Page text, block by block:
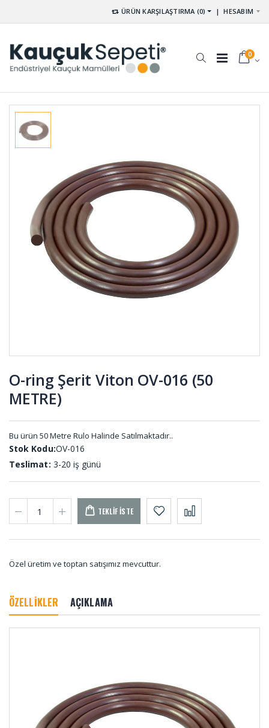
ÜRÜN KARŞILAŞTIRMA (0) |HESABIM
0
O-ring Şerit Viton OV-016 (50
METRE)
Bu ürün 50 Metre Rulo Halinde Satılmaktadır..
Stok Kodu:OV-016
Teslimat: 3-20 iş günü
TEKLIF İSTE
Özel üretim ve toptan satışımız mevcuttur.
ÖZELLİKLER AÇIKLAMA
Poliüretan
Delikli Kalıp
Yayları
Dikişli
Körükler
Tutamak
Elcik Lastiği
TU-001
METRE)